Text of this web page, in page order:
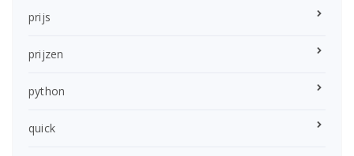
prijs
prijzen
python
quick